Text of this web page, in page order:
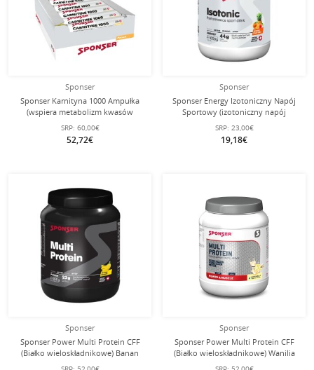
Sponser
Sponser Karnityna 1000 Ampułka
(wspiera metabolizm kwasów
tłuszczowych i funkcję mięśni)
30x25ml Pudełko
SRP: 60,00€
52,72€
Sponser
Sponser Energy Izotoniczny Napój
Sportowy (izotoniczny napój
orzeźwiający o owocowym smaku)
Mix Owocowy 1000g puszka
SRP: 23,00€
19,18€
Sponser
Sponser Power Multi Protein CFF
(Białko wieloskładnikowe) Banan
850g Puszka
Sponser
Sponser Power Multi Protein CFF
(Białko wieloskładnikowe) Wanilia
850g puszka